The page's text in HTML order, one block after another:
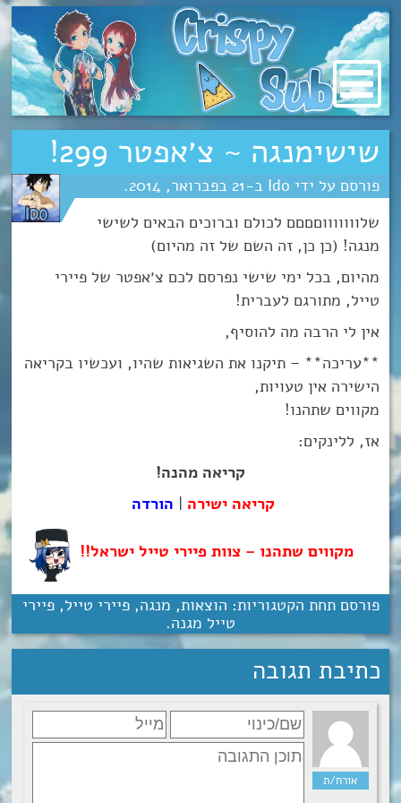
מעבר
לתוכן
שישימנגה ~ צ׳אפטר 299!
Ido
21 פברואר 2014
שלוווווווםםםם לכולם וברוכים הבאים לשישי
מנגה! (כן כן, זה השם של זה מהיום)
מהיום, בכל ימי שישי נפרסם לכם צ׳אפטר של פיירי
טייל, מתורגם לעברית!
אין לי הרבה מה להוסיף,
**עריכה** – תיקנו את השגיאות שהיו, ועכשיו בקריאה
הישירה אין טעויות,
מקווים שתהנו!
אז, ללינקים:
קריאה מהנה!
קריאה ישירה | הורדה
מקווים שתהנו – צוות פיירי טייל ישראל!!
פורסם תחת הקטגוריות: הוצאות, מנגה,פיירי טייל,פיירי
טייל מגנה.
כתיבת תגובה